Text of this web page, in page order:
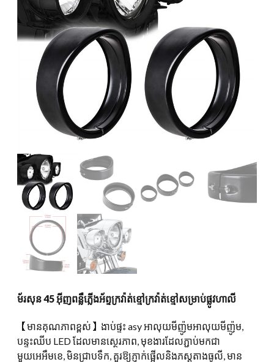
ម័រសុន 45 អ៊ីញពន្លឺភ្លើងអ័ព្ទក្រវ៉ាត់ខ្មៅក្រវ៉ាត់ខ្មៅសម្រាប់ផ្លូវហាលី
【មានគុណភាពខ្ពស់】ងាប់ផ្ទះ asy អាលុយមីញ៉ូមអាលុយមីញ៉ូម,
បន្ទះឈីប LED ដែលមានស្ថេរភាព, មុខងារដែលភ្ជាប់មកជា
មួយអេអឹមខេ, មិនជ្រាបទឹក, គួរឱ្យភ្ញាក់ផ្អើលនិងភស្តុតាងធូលី, មាន